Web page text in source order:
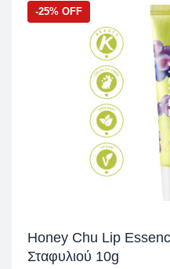
-25% OFF
Honey Chu Lip
Σταφυλιού 10g